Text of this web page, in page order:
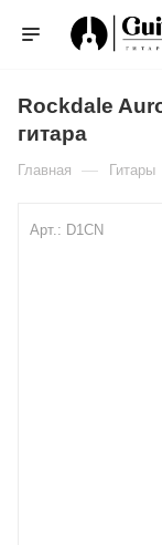
Rockdale
гитара
Главная — Гитары
Арт.: D1CN